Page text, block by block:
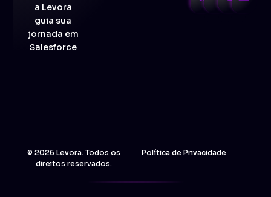
a Levora
guia sua
jornada em
Salesforce
© 2026 Levora. Todos os
direitos reservados.
Política de Privacidade